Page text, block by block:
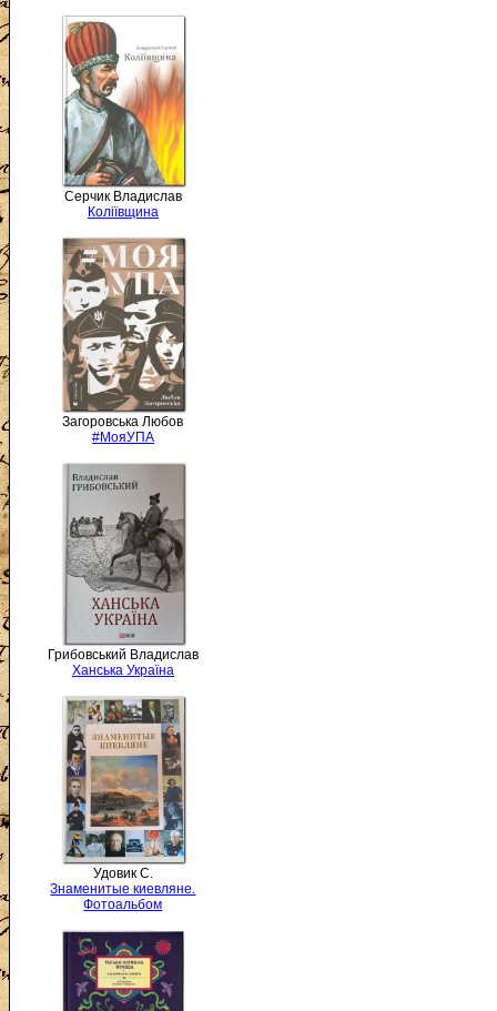
Серчик Владислав
Коліївщина
Загоровська Любов
#МояУПА
Грибовський Владислав
Ханська Україна
Удовик С.
Знаменитые киевляне.
Фотоальбом